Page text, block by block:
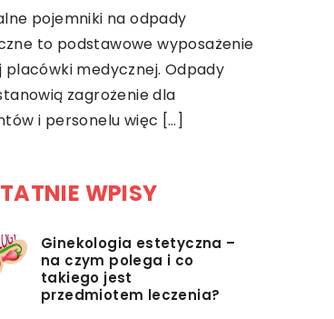
pojemniki na odpady
to podstawowe wyposażenie
placówki medycznej. Odpady
zagrożenie dla
i personelu więc […]
WPISY
Ginekologia estetyczna –
na czym polega i co
takiego jest
przedmiotem leczenia?